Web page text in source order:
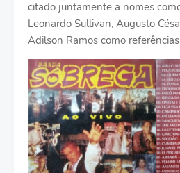
citado juntamente a nomes
Leonardo Sullivan, Augusto
Adilson Ramos como